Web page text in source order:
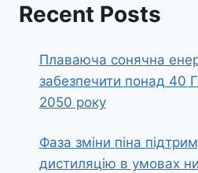
Recent Posts
Плаваюча сонячна
забезпечити понад 40
2050 року
Фаза зміни піна
дистиляцію в умовах